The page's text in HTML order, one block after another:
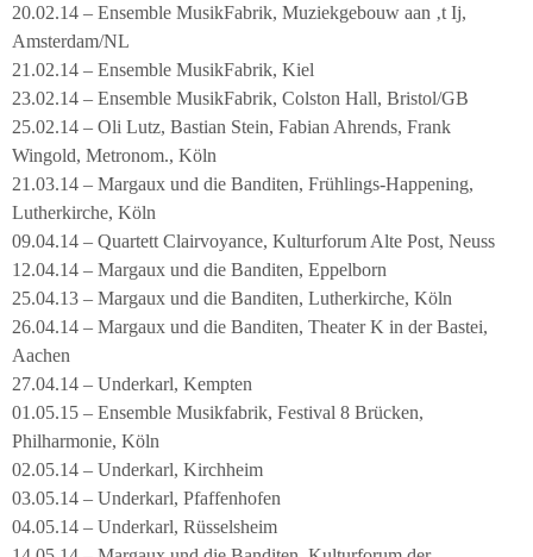
20.02.14 – Ensemble MusikFabrik, Muziekgebouw aan ‚t Ij,
Amsterdam/NL
21.02.14 – Ensemble MusikFabrik, Kiel
23.02.14 – Ensemble MusikFabrik, Colston Hall, Bristol/GB
25.02.14 – Oli Lutz, Bastian Stein, Fabian Ahrends, Frank
Wingold, Metronom., Köln
21.03.14 – Margaux und die Banditen, Frühlings-Happening,
Lutherkirche, Köln
09.04.14 – Quartett Clairvoyance, Kulturforum Alte Post, Neuss
12.04.14 – Margaux und die Banditen, Eppelborn
25.04.13 – Margaux und die Banditen, Lutherkirche, Köln
26.04.14 – Margaux und die Banditen, Theater K in der Bastei,
Aachen
27.04.14 – Underkarl, Kempten
01.05.15 – Ensemble Musikfabrik, Festival 8 Brücken,
Philharmonie, Köln
02.05.14 – Underkarl, Kirchheim
03.05.14 – Underkarl, Pfaffenhofen
04.05.14 – Underkarl, Rüsselsheim